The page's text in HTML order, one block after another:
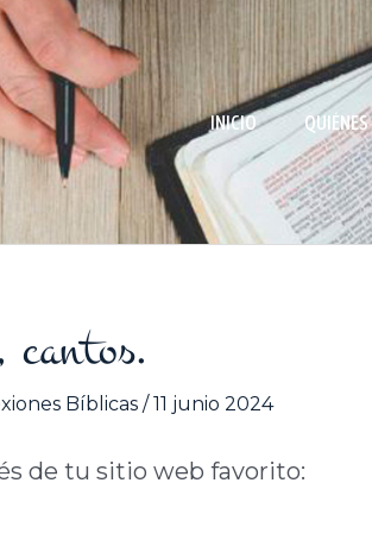
INICIO
Bíblicas /11 junio 2024
de tu sitio web favorito: